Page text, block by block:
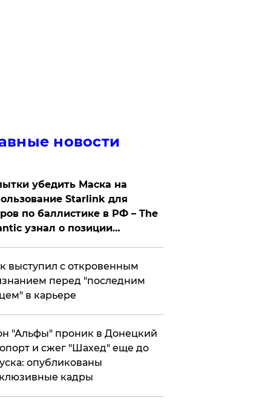
новости
убедить Маска на
Starlink для
по баллистике в РФ – The
узнал о позиции
выступил с откровенным
перед "последним
в карьере
"Альфы" проник в Донецкий
и сжег "Шахед" еще до
опубликованы
кадры